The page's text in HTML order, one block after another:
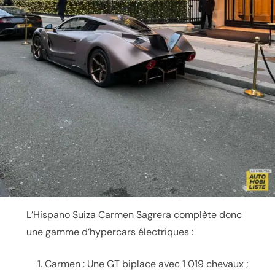
L’Hispano Suiza Carmen Sagrera complète donc
une gamme d’hypercars électriques :
Carmen : Une GT biplace avec 1 019 chevaux ;